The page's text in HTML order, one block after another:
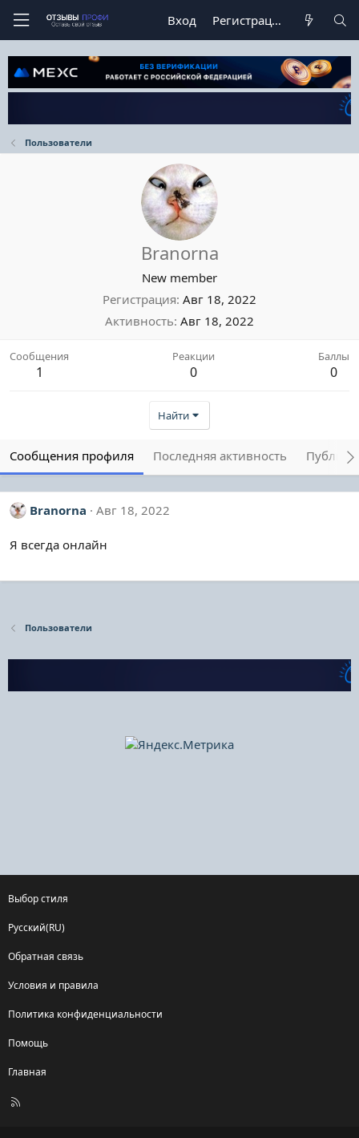
Вход Регистрация
Пользователи
Branorna
New member
Регистрация Авг 18, 2022
Активность Авг 18, 2022
Сообщения
1
Реакции
0
Баллы
0
Найти
Сообщения профиля Последняя активность
Branorna Авг 18, 2022
Я всегда онлайн
Пользователи
Выбор стиля
Русский(RU)
Обратная связь
Условия и правила
Политика конфиденциальности
Помощь
Главная
R